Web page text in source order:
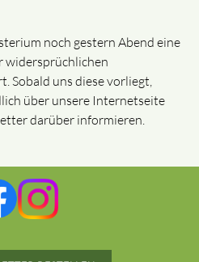
noch gestern Abend eine
widersprüchlichen
Sobald uns diese vorliegt,
über unsere Internetseite
darüber informieren.